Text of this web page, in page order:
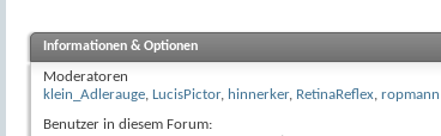
Informationen & Optionen
Moderatoren
klein_Adlerauge, LucisPictor, hinnerker, RetinaReflex, ropmann
Benutzer in diesem Forum: